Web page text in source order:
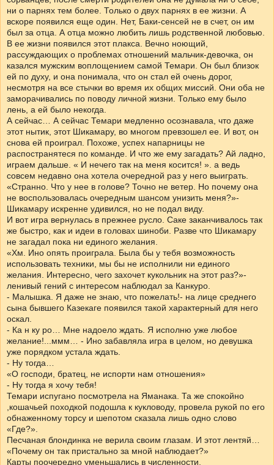
ни о парнях тем более. Только о двух парнях в ее жизни. А
вскоре появился еще один. Нет, Баки-сенсей не в счет, он им
был за отца. А отца можно любить лишь родственной любовью.
В ее жизни появился этот плакса. Вечно ноющий,
рассуждающих о проблемах отношений мальчик-девочка, он
казался мужским воплощением самой Темари. Он был близок
ей по духу, и она понимала, что он стал ей очень дорог,
несмотря на все стычки во время их общих миссий. Они оба не
заморачивались по поводу личной жизни. Только ему было
лень, а ей было некогда.
А сейчас… А сейчас Темари медленно осознавала, что даже
этот нытик, этот Шикамару, во многом превзошел ее. И вот, он
снова ей проиграл. Похоже, успех напарницы не
распостранятеся по команде. И что же ему загадать? Ай ладно,
играем дальше. « И нечего так на меня косится! ». а ведь
совсем недавно она хотела очередной раз у него выиграть.
«Странно. Что у нее в голове? Точно не ветер. Но почему она
не воспользовалась очередным шансом унизить меня?»-
Шикамару искренне удивился, но не подал виду.
И вот игра вернулась в прежнее русло. Саке заканчивалось так
же быстро, как и идеи в головах шиноби. Разве что Шикамару
не загадал пока ни единого желания.
«Хм. Ино опять проиграла. Была бы у тебя возможность
использовать техники, мы бы не исполнили ни единого
желания. Интересно, чего захочет кукольник на этот раз?»-
ленивый гений с интересом наблюдал за Канкуро.
- Малышка. Я даже не знаю, что пожелать!- на лице среднего
сына бывшего Казекаге появился такой характерный для него
оскал.
- Ка н ку ро… Мне надоело ждать. Я исполню уже любое
желание!...ммм… - Ино забавляла игра в целом, но девушка
уже порядком устала ждать.
- Ну тогда…
«О господи, братец, не испорти нам отношения»
- Ну тогда я хочу тебя!
Темари испугано посмотрела на Яманака. Та же спокойно
,кошачьей походкой подошла к кукловоду, провела рукой по его
обнаженному торсу и шепотом сказала лишь одно слово
«Где?».
Песчаная блондинка не верила своим глазам. И этот лентяй…
«Почему он так пристально за мной наблюдает?»
Карты поочередно уменьшались в численности.